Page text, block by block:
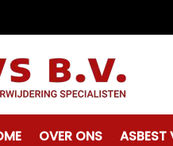
OVER ONS ASBEST